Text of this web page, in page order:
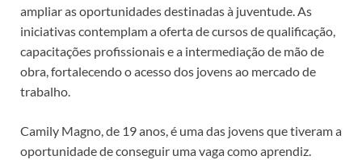
ampliar as oportunidades destinadas à juventude. As
iniciativas contemplam a oferta de cursos de qualificação,
capacitações profissionais e a intermediação de mão de
obra, fortalecendo o acesso dos jovens ao mercado de
trabalho.
Camily Magno, de 19 anos, é uma das jovens que tiveram a
oportunidade de conseguir uma vaga como aprendiz.